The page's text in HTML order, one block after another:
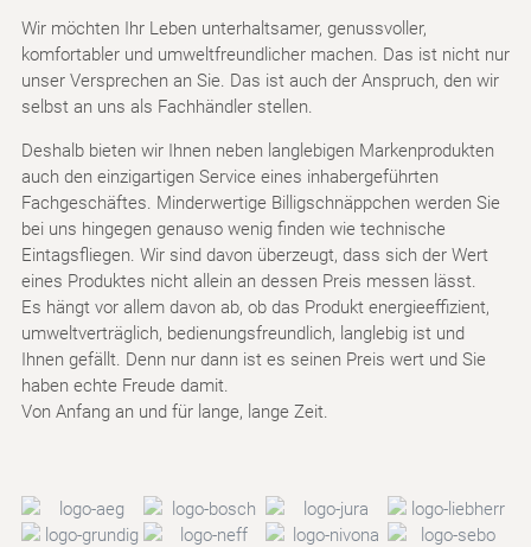
Wir möchten Ihr Leben unterhaltsamer, genussvoller,
komfortabler und umweltfreundlicher machen. Das ist nicht nur
unser Versprechen an Sie. Das ist auch der Anspruch, den wir
selbst an uns als Fachhändler stellen.
Deshalb bieten wir Ihnen neben langlebigen Markenprodukten
auch den einzigartigen Service eines inhabergeführten
Fachgeschäftes. Minderwertige Billigschnäppchen werden Sie
bei uns hingegen genauso wenig finden wie technische
Eintagsfliegen. Wir sind davon überzeugt, dass sich der Wert
eines Produktes nicht allein an dessen Preis messen lässt.
Es hängt vor allem davon ab, ob das Produkt energieeffizient,
umweltverträglich, bedienungsfreundlich, langlebig ist und
Ihnen gefällt. Denn nur dann ist es seinen Preis wert und Sie
haben echte Freude damit.
Von Anfang an und für lange, lange Zeit.